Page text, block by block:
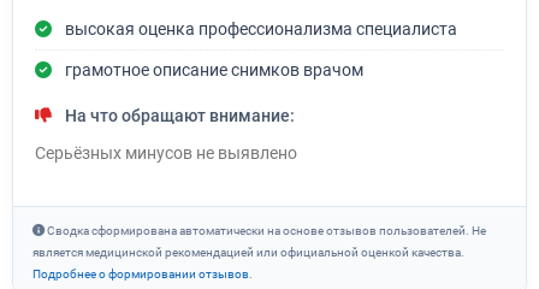
высокая оценка профессионализма специалиста
грамотное описание снимков врачом
На что обращают внимание:
Серьёзных минусов не выявлено
Сводка сформирована автоматически на основе отзывов пользователей. Не
является медицинской рекомендацией или официальной оценкой качества.
Подробнее о формировании отзывов